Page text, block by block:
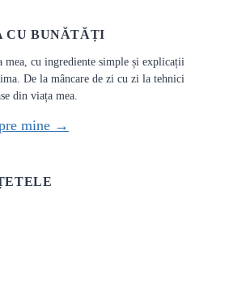
CU BUNĂTĂȚI
mea, cu ingrediente simple și explicații
De la mâncare de zi cu zi la tehnici
din viața mea.
mine →